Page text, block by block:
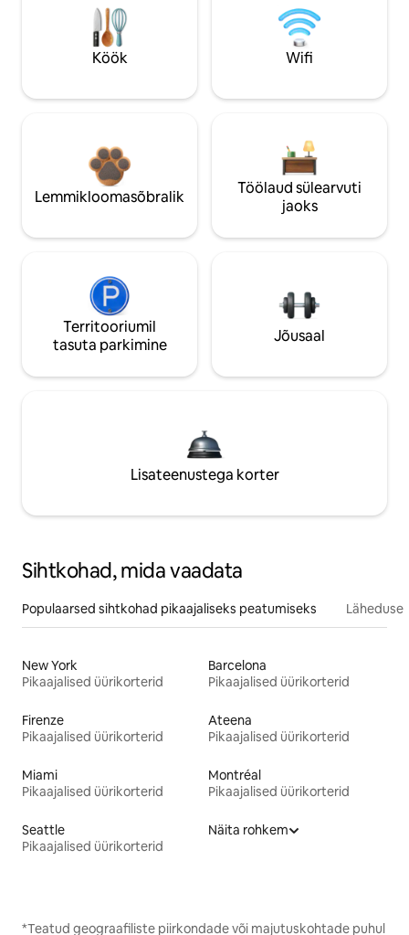
Köök Wifi
Lemmikloomasõbralik
Töölaud sülearvuti
jaoks
Territooriumil
tasuta parkimine
Jõusaal
Lisateenustega korter
Sihtkohad, mida vaadata
Populaarsed sihtkohad pikaajaliseks peatumiseks
New York
Pikaajalised üürikorterid
Barcelona
Pikaajalised üürikorterid
Firenze
Pikaajalised üürikorterid
Ateena
Pikaajalised üürikorterid
Miami
Pikaajalised üürikorterid
Montréal
Pikaajalised üürikorterid
Seattle
Pikaajalised üürikorterid
Näita rohkem
*Teatud geograafiliste piirkondade või majutuskohtade puhul